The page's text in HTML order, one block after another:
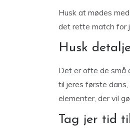
Husk at mødes
det rette match for
Husk
Det er ofte de små
til jeres første
elementer, der vil
Tag jer tid